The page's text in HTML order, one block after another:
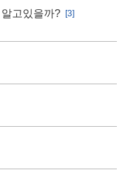
고있을까?
[3]